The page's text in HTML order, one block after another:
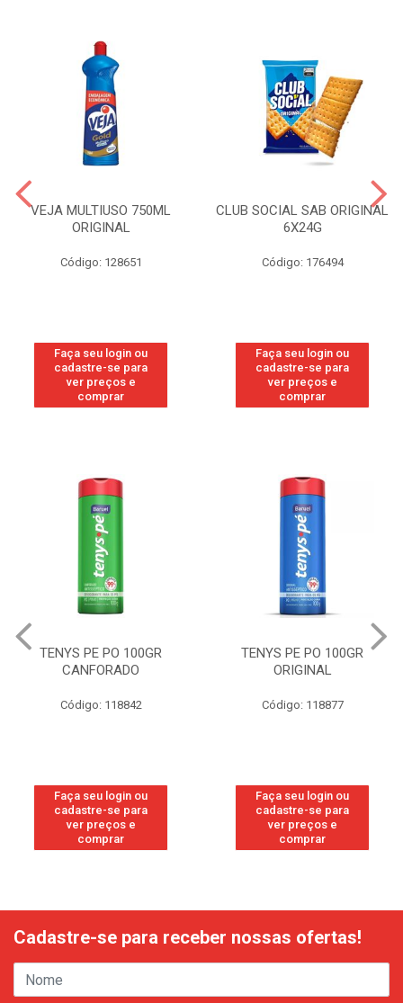
VEJA MULTIUSO 750ML
ORIGINAL
Código: 128651
Faça seu login ou
cadastre-se para
ver preços e
comprar
CLUB SOCIAL SAB ORIGINAL
6X24G
Código: 176494
Faça seu login ou
cadastre-se para
ver preços e
comprar
TENYS PE PO 100GR
CANFORADO
Código: 118842
Faça seu login ou
cadastre-se para
ver preços e
comprar
TENYS PE PO 100GR
ORIGINAL
Código: 118877
Faça seu login ou
cadastre-se para
ver preços e
comprar
Cadastre-se para receber nossas ofertas!